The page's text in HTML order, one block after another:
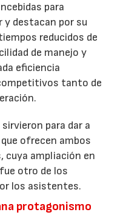
para
y destacan por su
reducidos de
de manejo y
eficiencia
tanto de
para dar a
ofrecen ambos
ampliación en
otro de los
los asistentes.
protagonismo